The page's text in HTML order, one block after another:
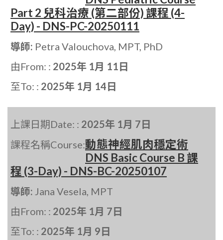
Part 2 兒科治療 (第二部份) 課程 (4-
Day) - DNS-PC-20250111
導師: Petra Valouchova, MPT, PhD
由From: : 2025年 1月 11日
至To: : 2025年 1月 14日
上課日期Date: : 2025年 1月 7日
課程名稱Course:動態神經肌肉穩定術
DNS Basic Course B 課
程 (3-Day) - DNS-BC-20250107
導師: Jana Vesela, MPT
由From: : 2025年 1月 7日
至To: : 2025年 1月 9日